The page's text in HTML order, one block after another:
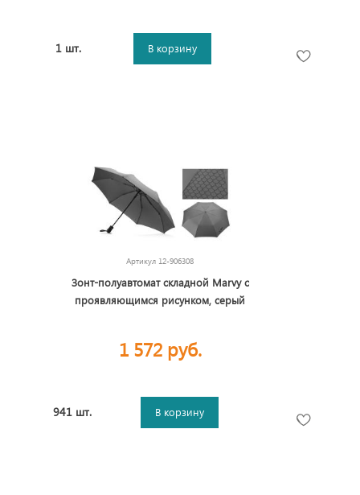
1 шт. В корзину
Артикул 12-906308
Зонт-полуавтомат складной Marvy с
проявляющимся рисунком, серый
1 572 руб.
941 шт. В корзину